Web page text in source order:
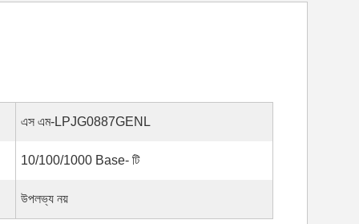
এস এম-LPJG0887GENL
10/100/1000 Base- টি
উপলভ্য নয়